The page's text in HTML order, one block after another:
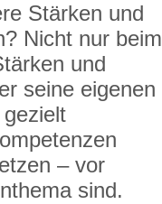
Stärken und
Nicht nur beim
und
seine eigenen
– vor
sind.